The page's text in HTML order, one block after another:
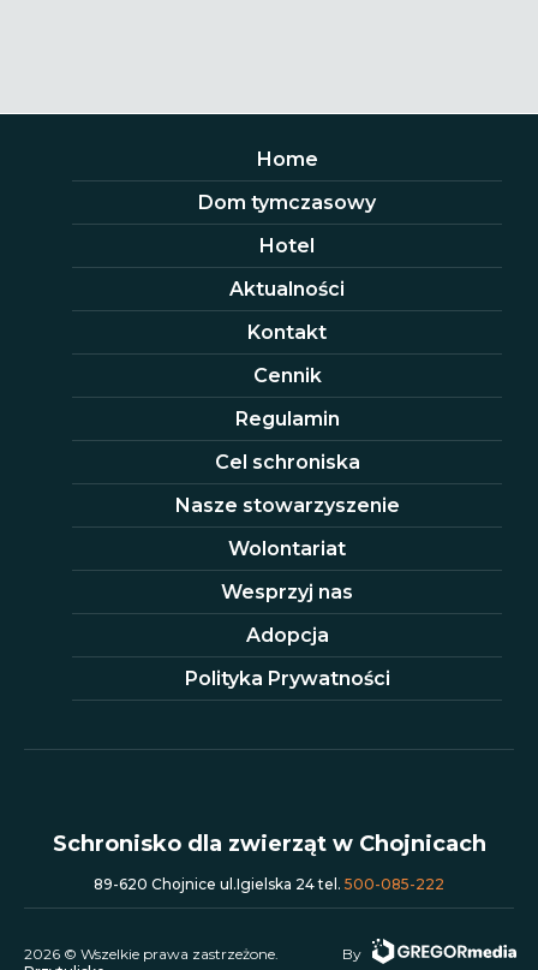
Home
Dom tymczasowy
Hotel
Aktualności
Kontakt
Cennik
Regulamin
Cel schroniska
Nasze stowarzyszenie
Wolontariat
Wesprzyj nas
Adopcja
Polityka Prywatności
Schronisko dla zwierząt w Chojnicach
89-620 Chojnice ul.Igielska 24 tel. 500-085-222
2026 © Wszelkie prawa zastrzeżone.
By